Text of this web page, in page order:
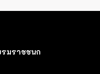
มราชชนก